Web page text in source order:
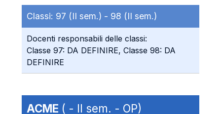
Classi: 97 (II sem.) - 98 (II sem.)
Docenti responsabili delle classi:
Classe 97: DA DEFINIRE, Classe 98: DA
DEFINIRE
ACME ( - II sem. - OP)